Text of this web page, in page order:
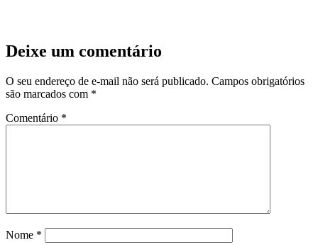
Deixe um comentário
O seu endereço de e-mail não será publicado. Campos obrigatórios
são marcados com *
Comentário *
Nome *